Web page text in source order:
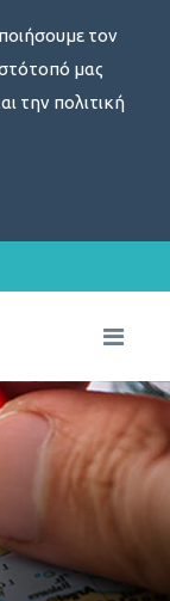
τον
μας
την πολιτική